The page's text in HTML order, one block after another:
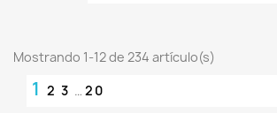
Mostrando 1-12 de 234 artículo(s)
1 2 3 … 20